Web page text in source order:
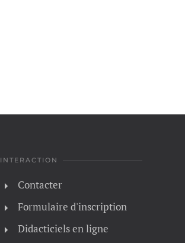
INTERACTION
Contacter
Formulaire d'inscription
Didacticiels en ligne